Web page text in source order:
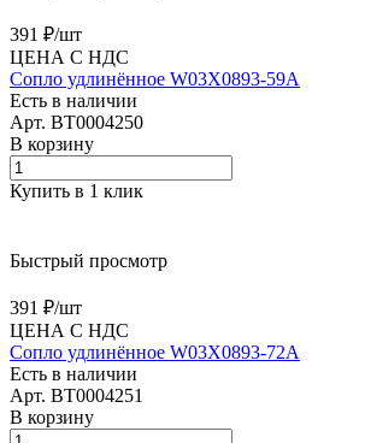
391 ₽/шт
ЦЕНА С НДС
Сопло удлинённое W03X0893-59A
Есть в наличии
Арт. BT0004250
В корзину
Купить в 1 клик
Быстрый просмотр
391 ₽/шт
ЦЕНА С НДС
Сопло удлинённое W03X0893-72A
Есть в наличии
Арт. BT0004251
В корзину